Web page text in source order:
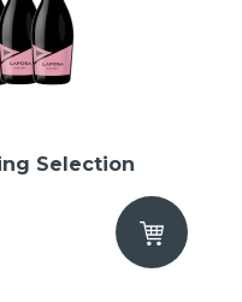
Selection